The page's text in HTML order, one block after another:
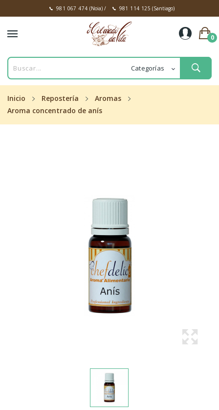
981 067 474 (Noia)/ 981 114 125 (Santiago)
0
Inicio Repostería
Aromas
Aroma concentrado de anís